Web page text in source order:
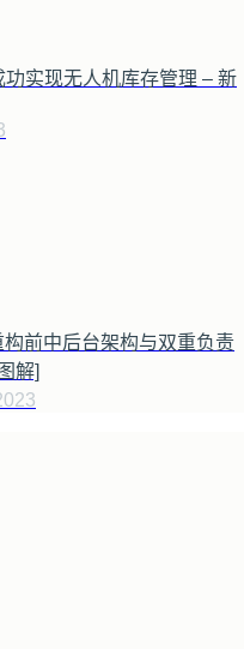
实现无人机库存管理 – 新
前中后台架构与双重负责
解]